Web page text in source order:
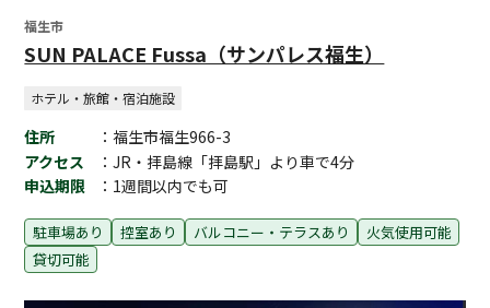
福生市
SUN PALACE Fussa（サンパレス福生）
ホテル・旅館・宿泊施設
住所
：福生市福生966-3
アクセス
：JR・拝島線「拝島駅」より車で4分
申込期限
：1週間以内でも可
駐車場あり 控室あり バルコニー・テラスあり
火気使用可能
貸切可能